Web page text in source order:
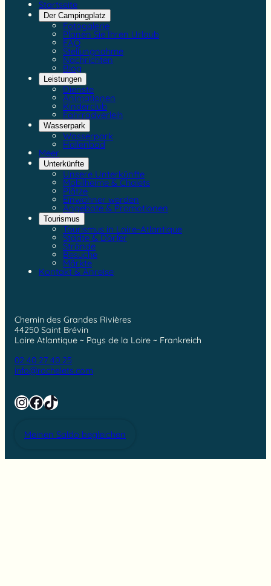
Startseite
Der Campingplatz
Fotogalerie
Planen Sie Ihren Urlaub
FAQ
Stellungnahme
Nachrichten
Blog
Leistungen
Dienste
Animationen
Kinderclub
Fahrradverleih
Wasserpark
Wasserpark
Hallenbad
Meer
Unterkünfte
Unsere Unterkünfte
Mobilheime & Chalets
Plätze
Einwohner werden
Angebote & Promotionen
Tourismus
Tourismus in Loire-Atlantique
Städte & Dörfer
Strände
Besuche
Märkte
Kontakt & Anreise
Chemin des Grandes Rivières
44250 Saint Brévin
Loire Atlantique ~ Pays de la Loire ~ Frankreich
02 40 27 40 25
info@rochelets.com
Instagram
Facebook
TikTok
Meinen Saldo begleichen